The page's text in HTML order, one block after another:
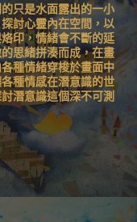
只是水面露出的一小
討心靈內在空間，以
印，情緒會不斷的延
思緒拼湊而成，在畫
種情緒穿梭於畫面中
種情感在潛意識的世
潛意識這個深不可測